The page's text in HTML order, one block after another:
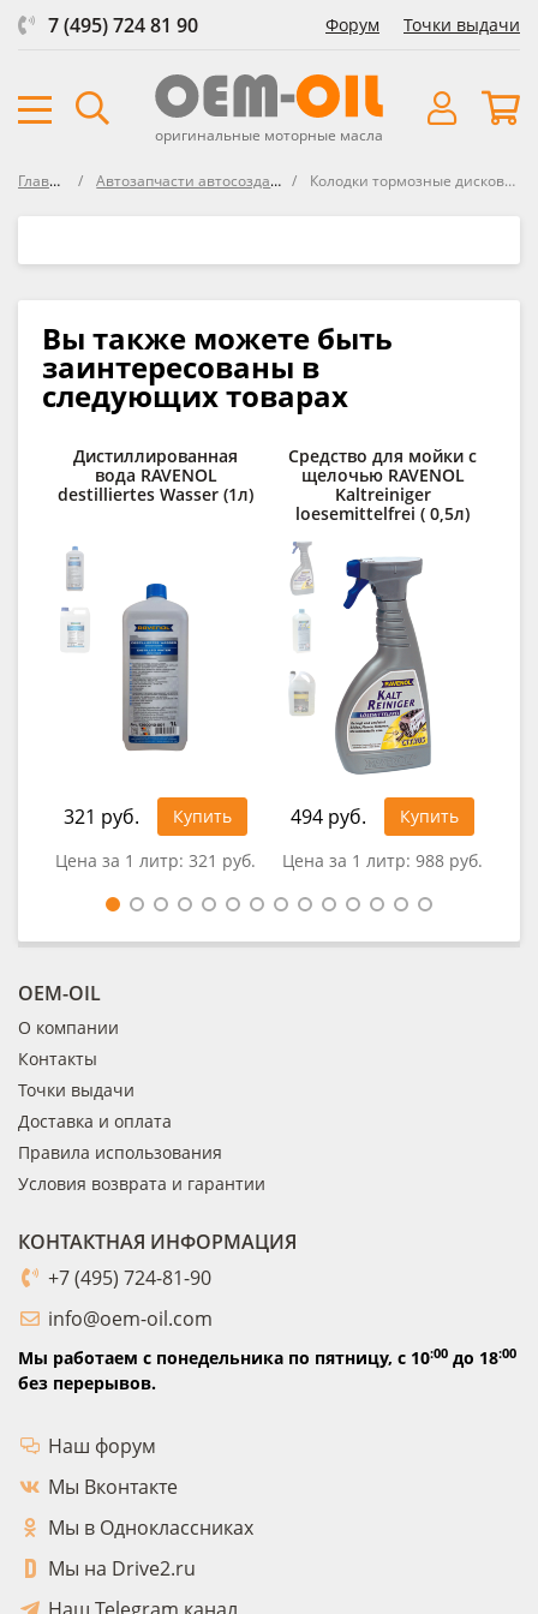
7 (495) 724 81 90 Форум Точки выдачи
оригинальные моторные масла
Главная Автозапчасти автосозданные Колодки тормозные дисковые LPR
Вы также можете быть
заинтересованы в
следующих товарах
Дистиллированная
вода RAVENOL
destilliertes Wasser (1л)
321 руб.
Купить
Цена за 1 литр: 321 руб.
Средство для мойки с
щелочью RAVENOL
Kaltreiniger
loesemittelfrei ( 0,5л)
494 руб.
Купить
Цена за 1 литр: 988 руб.
OEM-OIL
О компании
Контакты
Точки выдачи
Доставка и оплата
Правила использования
Условия возврата и гарантии
КОНТАКТНАЯ ИНФОРМАЦИЯ
+7 (495) 724-81-90
info@oem-oil.com
Мы работаем с понедельника по пятницу, с 10:00 до 18:00
без перерывов.
Наш форум
Мы Вконтакте
Мы в Одноклассниках
Мы на Drive2.ru